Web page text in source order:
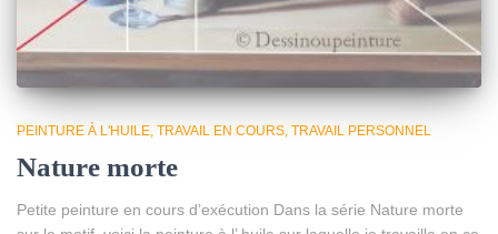
PEINTURE À L'HUILE TRAVAIL EN COURS TRAVAIL PERSONNEL
Nature morte
Petite peinture en cours d’exécution Dans la série Nature morte